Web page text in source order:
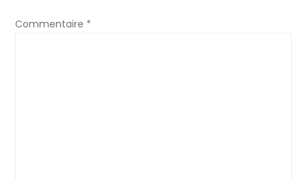
Commentaire *